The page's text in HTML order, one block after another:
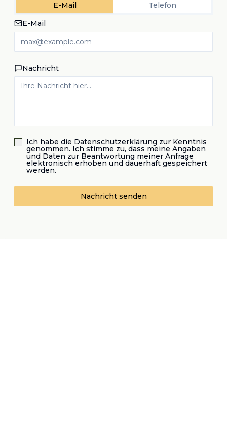
E-Mail
Telefon
E-Mail
Nachricht
Ich habe die Datenschutzerklärung zur Kenntnis
genommen. Ich stimme zu, dass meine Angaben
und Daten zur Beantwortung meiner Anfrage
elektronisch erhoben und dauerhaft gespeichert
werden.
Nachricht senden